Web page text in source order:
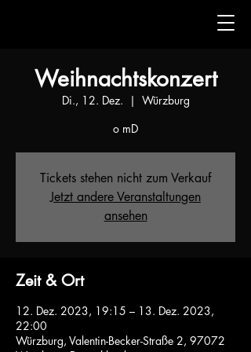
Weihnachtskonzert
Di., 12. Dez.
  |
Würzburg
o mD
Tickets stehen nicht zum Verkauf
Jetzt andere Veranstaltungen
ansehen
Zeit & Ort
12. Dez. 2023, 19:15 – 13. Dez. 2023,
22:00
Würzburg, Valentin-Becker-Straße 2, 97072